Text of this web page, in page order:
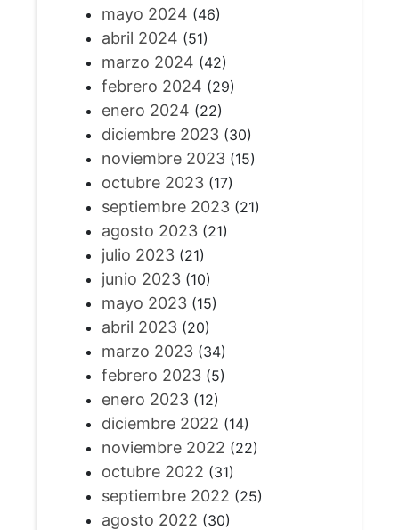
mayo 2024 (46)
abril 2024 (51)
marzo 2024 (42)
febrero 2024 (29)
enero 2024 (22)
diciembre 2023(30)
noviembre 2023(15)
octubre 2023(17)
septiembre 2023(21)
agosto 2023(21)
julio 2023(21)
junio 2023(10)
mayo 2023(15)
abril 2023(20)
marzo 2023(34)
febrero 2023(5)
enero 2023(12)
diciembre 2022 (14)
noviembre 2022 (22)
octubre 2022 (31)
septiembre 2022 (25)
agosto 2022 (30)